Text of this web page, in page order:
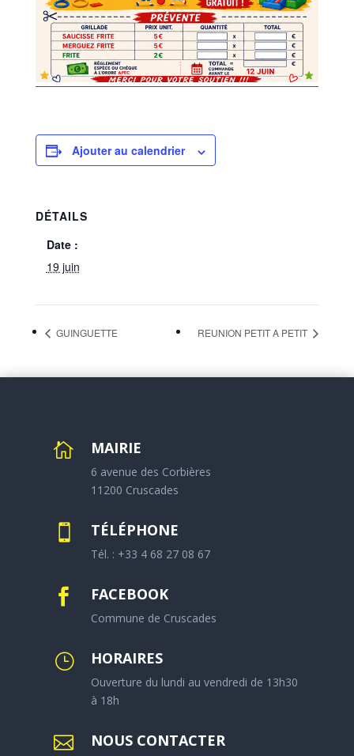
Ajouter au calendrier
DÉTAILS
Date :
19 juin
GUINGUETTE REUNION PETIT A PETIT
 MAIRIE
6 avenue des Corbières
11200 Cruscades
 TÉLÉPHONE
Tél. : +33 4 68 27 08 67
 FACEBOOK
Commune de Cruscades
} HORAIRES
Ouverture du lundi au vendredi de 13h30
à 18h
 NOUS CONTACTER